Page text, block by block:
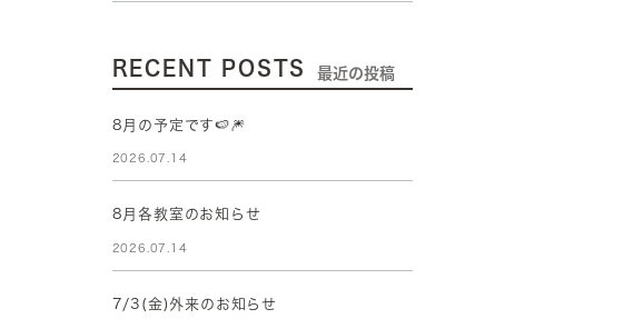
RECENT POSTS 最近の投稿
8月の予定です🍉🎆
2026.07.14
8月各教室のお知らせ
2026.07.14
7/3(金)外来のお知らせ